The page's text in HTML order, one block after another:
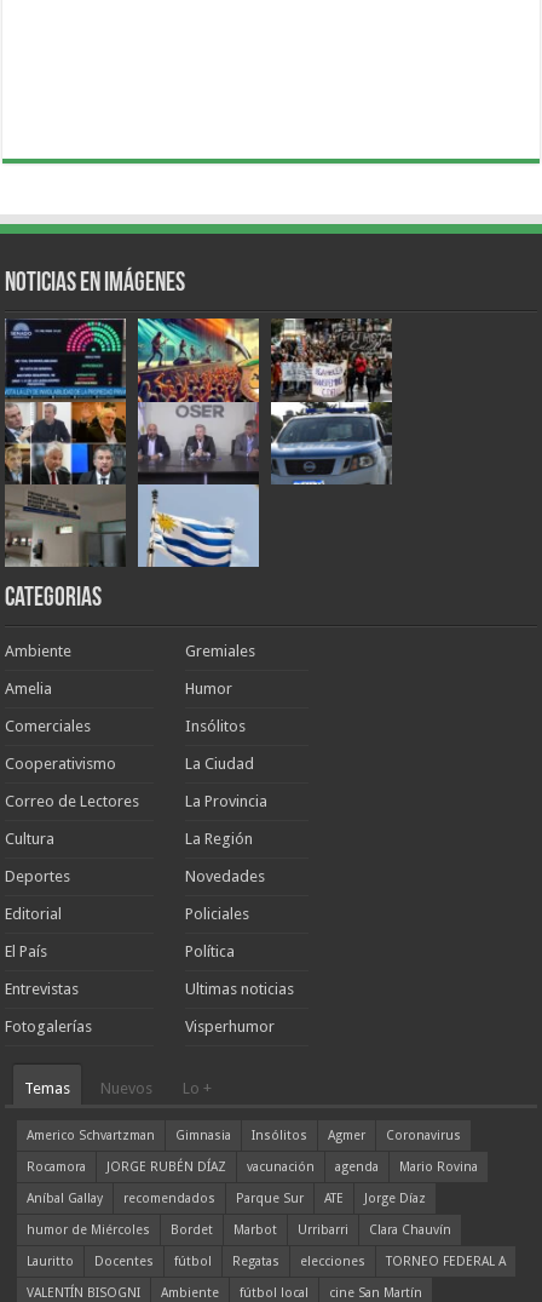
Noticias en Imágenes
Categorias
Ambiente
Amelia
Comerciales
Cooperativismo
Correo de Lectores
Cultura
Deportes
Editorial
El País
Entrevistas
Fotogalerías
Gremiales
Humor
Insólitos
La Ciudad
La Provincia
La Región
Novedades
Policiales
Política
Ultimas noticias
Visperhumor
Temas Nuevos Lo +
Americo Schvartzman Gimnasia Insólitos Agmer
Coronavirus
Rocamora
JORGE RUBÉN DÍAZ vacunación agenda
Mario Rovina
Aníbal Gallay
recomendados Parque Sur ATE
Jorge Díaz
humor de Miércoles
Bordet Marbot Urribarri
Clara Chauvín
Lauritto
Docentes fútbol Regatas elecciones
TORNEO FEDERAL A
VALENTÍN BISOGNI
Ambiente fútbol local cine San Martín